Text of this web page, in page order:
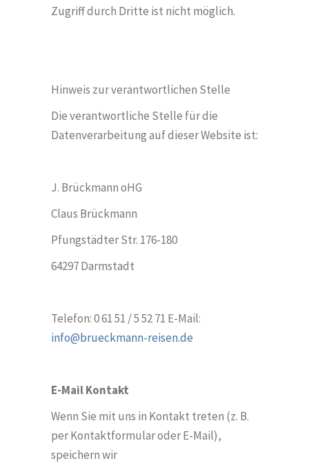
Zugriff durch Dritte ist nicht möglich.
Hinweis zur verantwortlichen Stelle
Die verantwortliche Stelle für die
Datenverarbeitung auf dieser Website ist:
J. Brückmann oHG
Claus Brückmann
Pfungstädter Str. 176-180
64297 Darmstadt
Telefon: 0 61 51 / 5 52 71 E-Mail:
info@brueckmann-reisen.de
E-Mail Kontakt
Wenn Sie mit uns in Kontakt treten (z. B.
per Kontaktformular oder E-Mail),
speichern wir